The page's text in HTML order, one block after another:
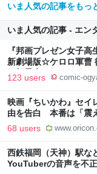
いま人気の記事をもっ
いま人気の記事 - エン
『邦画プレゼン女子
新劇場版☆ケロロ軍曹
服部昇大 | COMIC
123 users comic-
映画『ちいかわ』セイ
由を告白 本番は「震
68 users
西鉄福岡（天神）駅
YouTuberの音声を不